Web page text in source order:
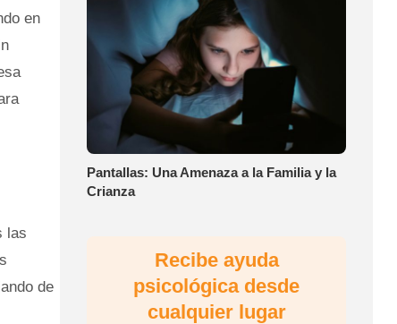
en
las
de
Pantallas: Una Amenaza a la Familia y la
Crianza
Recibe ayuda
psicológica desde
cualquier lugar